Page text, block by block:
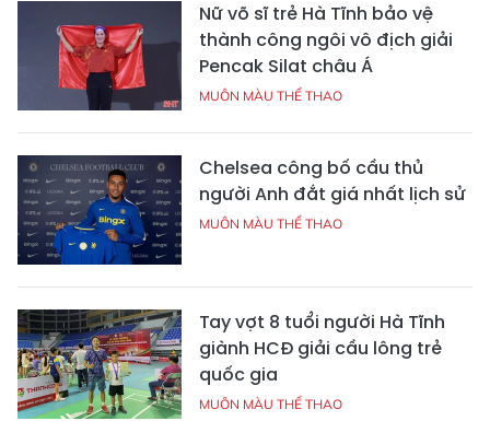
Nữ võ sĩ trẻ Hà Tĩnh bảo vệ
thành công ngôi vô địch giải
Pencak Silat châu Á
MUÔN MÀU THỂ THAO
Chelsea công bố cầu thủ
người Anh đắt giá nhất lịch sử
MUÔN MÀU THỂ THAO
Tay vợt 8 tuổi người Hà Tĩnh
giành HCĐ giải cầu lông trẻ
quốc gia
MUÔN MÀU THỂ THAO